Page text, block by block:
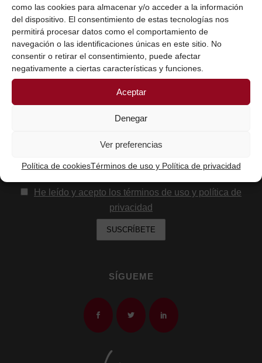
como las cookies para almacenar y/o acceder a la información
del dispositivo. El consentimiento de estas tecnologías nos
permitirá procesar datos como el comportamiento de
navegación o las identificaciones únicas en este sitio. No
consentir o retirar el consentimiento, puede afectar
negativamente a ciertas características y funciones.
Aceptar
Denegar
Ver preferencias
Política de cookiesTérminos de uso y Política de privacidad
SUSCRÍBETE AQUÍ Y RECIBIRÁS LOS
CONTENIDOS QUE COMPARTO
He leído y acepto los términos de uso y política de
privacidad
SÍGUEME